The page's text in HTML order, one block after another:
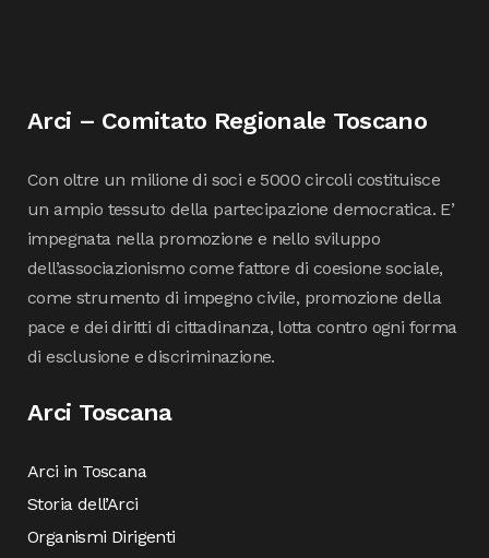
Arci – Comitato Regionale Toscano
Con oltre un milione di soci e 5000 circoli costituisce
un ampio tessuto della partecipazione democratica. E’
impegnata nella promozione e nello sviluppo
dell’associazionismo come fattore di coesione sociale,
come strumento di impegno civile, promozione della
pace e dei diritti di cittadinanza, lotta contro ogni forma
di esclusione e discriminazione.
Arci Toscana
Arci in Toscana
Storia dell’Arci
Organismi Dirigenti